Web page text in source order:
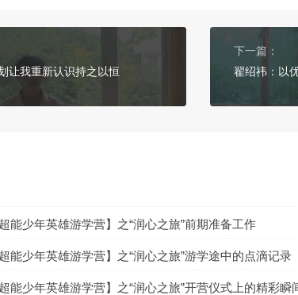
让我重新认识持之以恒
下一篇：
翟绍祎：以
能少年英雄游学营】之“润心之旅”前期准备工作
能少年英雄游学营】之“润心之旅”游学途中的点滴记录
能少年英雄游学营】之“润心之旅”开营仪式上的精彩瞬